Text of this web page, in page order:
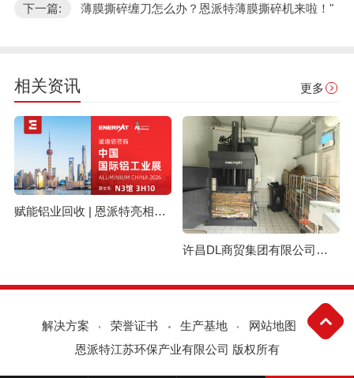
下一篇: 薄膜撕碎缠刀怎么办？恩派特薄膜撕碎机来啦！"
相关资讯 更多
赋能铝业回收 | 恩派特亮相上海国际铝工业展
许昌DL商贸集团有限公司与恩派特定制立式废纸打包机案例
解决方案 荣誉证书 生产基地
网站地图
恩派特江苏环保产业有限公司 版权所有